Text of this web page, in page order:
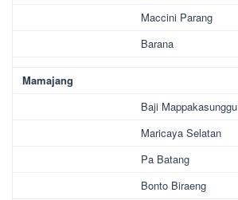
Maccini Parang
Barana
Mamajang
Baji Mappakasunggu
Maricaya Selatan
Pa Batang
Bonto Biraeng